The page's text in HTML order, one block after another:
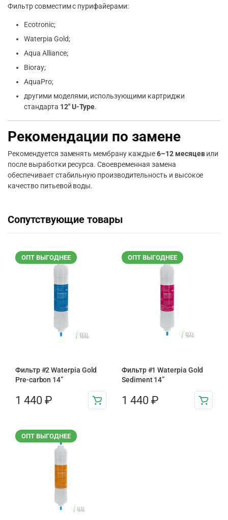
Фильтр совместим с пурифайерами:
Ecotronic;
Waterpia Gold;
Aqua Alliance;
Bioray;
AquaPro;
другими моделями, использующими картриджи
стандарта 12″ U-Type.
Рекомендации по замене
Рекомендуется заменять мембрану каждые6–12 месяцевили
после выработки ресурса. Своевременная замена
обеспечивает стабильную производительность и высокое
качество питьевой воды.
Сопутствующие товары
ОПТ ВЫГОДНЕЕ
Фильтр #2 Waterpia Gold
Pre-carbon 14”
1 440 ₽
ОПТ ВЫГОДНЕЕ
Фильтр #1 Waterpia Gold
Sediment 14”
1 440 ₽
ОПТ ВЫГОДНЕЕ